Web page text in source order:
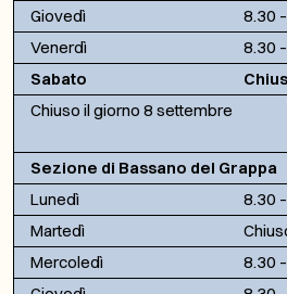
Giovedì
8.30
Venerdì
8.30
Sabato
Chiuso il giorno 8 settembre
Sezione di Bassano del Grappa
Lunedì
8.30
Martedì
Mercoledì
8.30